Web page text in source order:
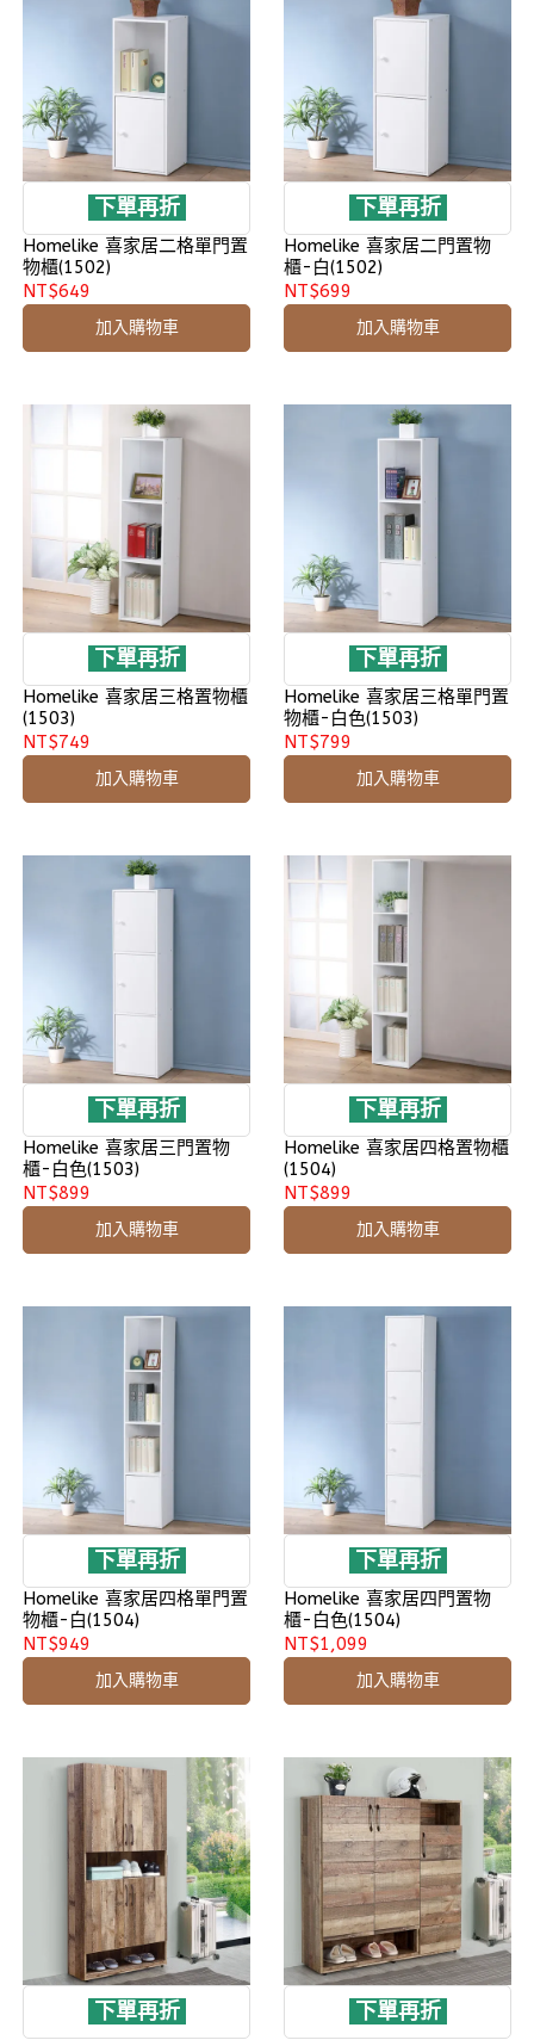
下單再折
Homelike 喜家居二格單門置
物櫃(1502)
NT$649
加入購物車
下單再折
Homelike 喜家居二門置物
櫃-白(1502)
NT$699
加入購物車
下單再折
Homelike 喜家居三格置物櫃
(1503)
NT$749
加入購物車
下單再折
Homelike 喜家居三格單門置
物櫃-白色(1503)
NT$799
加入購物車
下單再折
Homelike 喜家居三門置物
櫃-白色(1503)
NT$899
加入購物車
下單再折
Homelike 喜家居四格置物櫃
(1504)
NT$899
加入購物車
下單再折
Homelike 喜家居四格單門置
物櫃-白(1504)
NT$949
加入購物車
下單再折
Homelike 喜家居四門置物
櫃-白色(1504)
NT$1,099
加入購物車
下單再折 下單再折